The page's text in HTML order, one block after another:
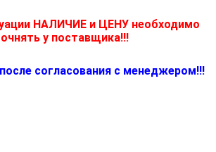
НАЛИЧИЕ и ЦЕНУ необходимо
у поставщика!!!
согласования с менеджером!!!